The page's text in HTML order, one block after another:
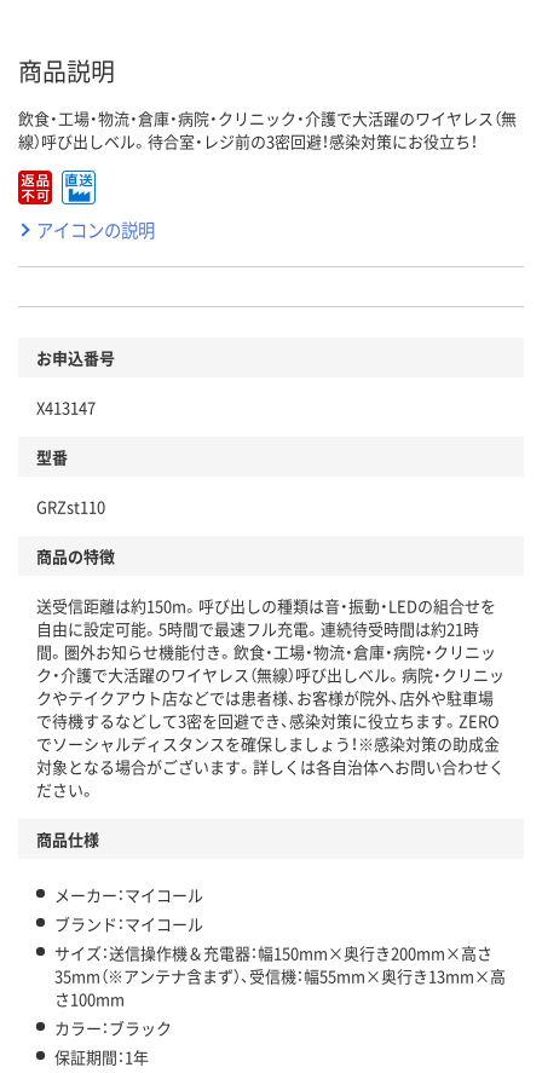
商品説明
飲食・工場・物流・倉庫・病院・クリニック・介護で大活躍のワイヤレス（無
線）呼び出しベル。待合室・レジ前の3密回避！感染対策にお役立ち！
アイコンの説明
お申込番号
X413147
型番
GRZst110
商品の特徴
送受信距離は約150m。呼び出しの種類は音・振動・LEDの組合せを
自由に設定可能。5時間で最速フル充電。連続待受時間は約21時
間。圏外お知らせ機能付き。飲食・工場・物流・倉庫・病院・クリニッ
ク・介護で大活躍のワイヤレス（無線）呼び出しベル。病院・クリニッ
クやテイクアウト店などでは患者様、お客様が院外、店外や駐車場
で待機するなどして3密を回避でき、感染対策に役立ちます。ZERO
でソーシャルディスタンスを確保しましょう！※感染対策の助成金
対象となる場合がございます。詳しくは各自治体へお問い合わせく
ださい。
商品仕様
メーカー：マイコール
ブランド：マイコール
サイズ：送信操作機＆充電器：幅150mm×奥行き200mm×高さ
35mm（※アンテナ含まず）、受信機：幅55mm×奥行き13mm×高
さ100mm
カラー：ブラック
保証期間：1年